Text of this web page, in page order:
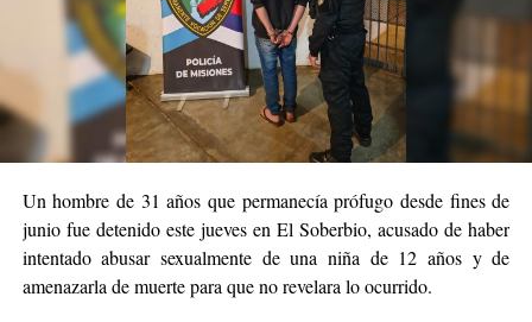
En tanto, el principal sospechoso no fue localizado y los USD
1.900 denunciados como sustraídos tampoco fueron
recuperados.La Policía continúa con las tareas investigativas
para dar con el acusadoy esclarecer completamente el caso.
Un hombre de 31 años que permanecía prófugo desde fines de
junio fue detenido este jueves en El Soberbio, acusado de haber
intentado abusar sexualmente de una niña de 12 años y de
amenazarla de muerte para que no revelara lo ocurrido.